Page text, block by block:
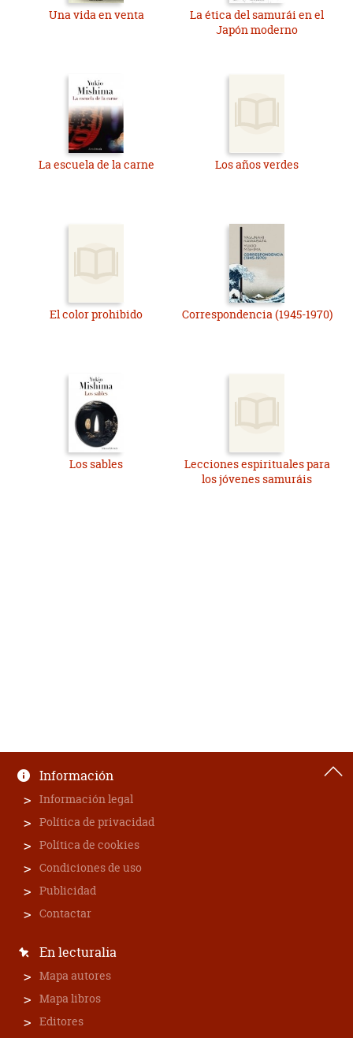
Una vida en venta
La ética del samurái en el
Japón moderno
La escuela de la carne Los años verdes
El color prohibido Correspondencia (1945-1970)
Los sables
Lecciones espirituales para
los jóvenes samuráis
Información
Información legal
Política de privacidad
Política de cookies
Condiciones de uso
Publicidad
Contactar
En lecturalia
Mapa autores
Mapa libros
Editores